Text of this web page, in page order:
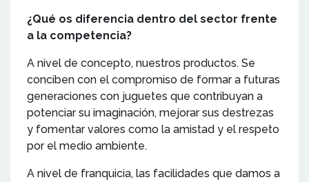
¿Qué os diferencia dentro del sector frente
a la competencia?
A nivel de concepto, nuestros productos. Se
conciben con el compromiso de formar a futuras
generaciones con juguetes que contribuyan a
potenciar su imaginación, mejorar sus destrezas
y fomentar valores como la amistad y el respeto
por el medio ambiente.
A nivel de franquicia, las facilidades que damos a